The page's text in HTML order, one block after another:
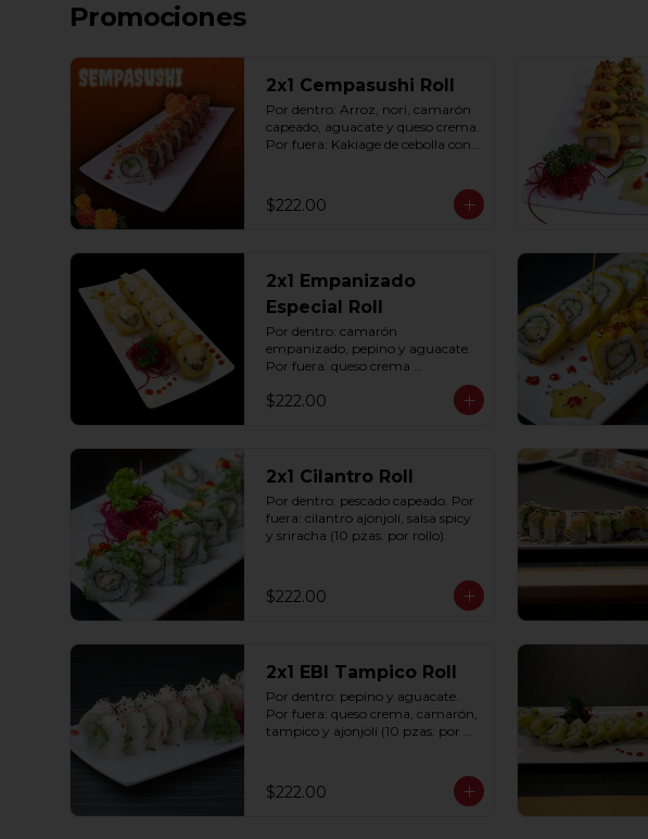
Promociones
2x1 Cempasushi Roll
Por dentro: Arroz, nori, camarón
capeado, aguacate y queso crema.
Por fuera: Kakiage de cebolla con
$222.00
2x1 Empanizado
Especial Roll
Por dentro: camarón
empanizado, pepino y aguacate.
Por fuera: queso crema
pzas. por rollo).
$222.00
2x1 Cilantro Roll
Por dentro: pescado capeado. Por
fuera: cilantro ajonjolí, salsa spicy
y sriracha (10 pzas. por rollo).
$222.00
2x1 EBI Tampico Roll
Por dentro: pepino y aguacate.
Por fuera: queso crema, camarón,
tampico y ajonjolí (10 pzas. por
$222.00